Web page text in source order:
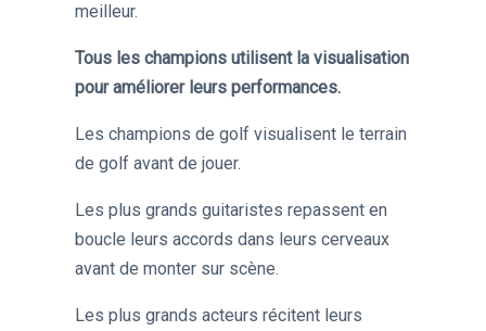
meilleur.
Tous les champions utilisent la visualisation
pour améliorer leurs performances.
Les champions de golf visualisent le terrain
de golf avant de jouer.
Les plus grands guitaristes repassent en
boucle leurs accords dans leurs cerveaux
avant de monter sur scène.
Les plus grands acteurs récitent leurs